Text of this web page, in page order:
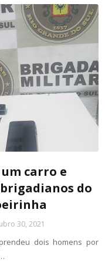
carro e
do
30, 2021
dois homens por